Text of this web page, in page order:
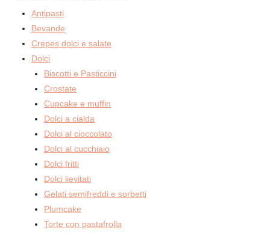
Antipasti
Bevande
Crepes dolci e salate
Dolci
Biscotti e Pasticcini
Crostate
Cupcake e muffin
Dolci a cialda
Dolci al cioccolato
Dolci al cucchiaio
Dolci fritti
Dolci lievitati
Gelati semifreddi e sorbetti
Plumcake
Torte con pastafrolla